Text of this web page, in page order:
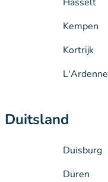
Kempen
Kortrijk
L'Ardenne
Duitsland
Duisburg
Düren